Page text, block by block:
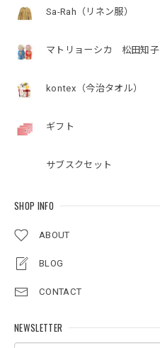
Sa-Rah（リネン服）
マトリョーシカ 松田知子
kontex（今治タオル）
ギフト
サブスクセット
SHOP INFO
ABOUT
BLOG
CONTACT
NEWSLETTER